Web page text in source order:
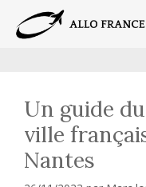
contenu
Un guide
ville
Nantes